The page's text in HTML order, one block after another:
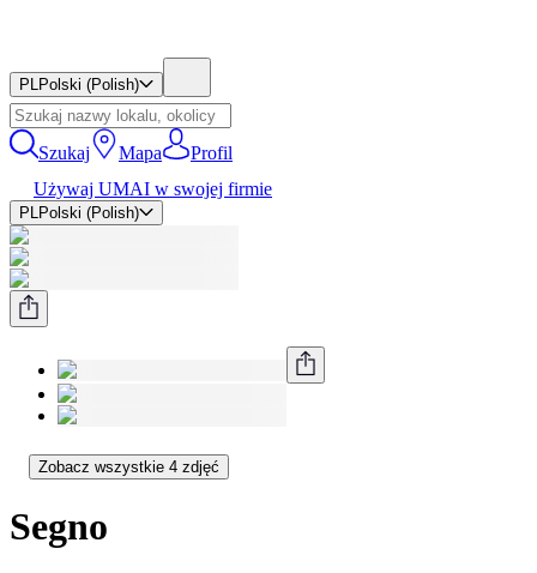
PLPolski (Polish)
Szukaj Mapa
Profil
Używaj UMAI w swojej firmie
PLPolski (Polish)
Zobacz wszystkie 4 zdjęć
Segno